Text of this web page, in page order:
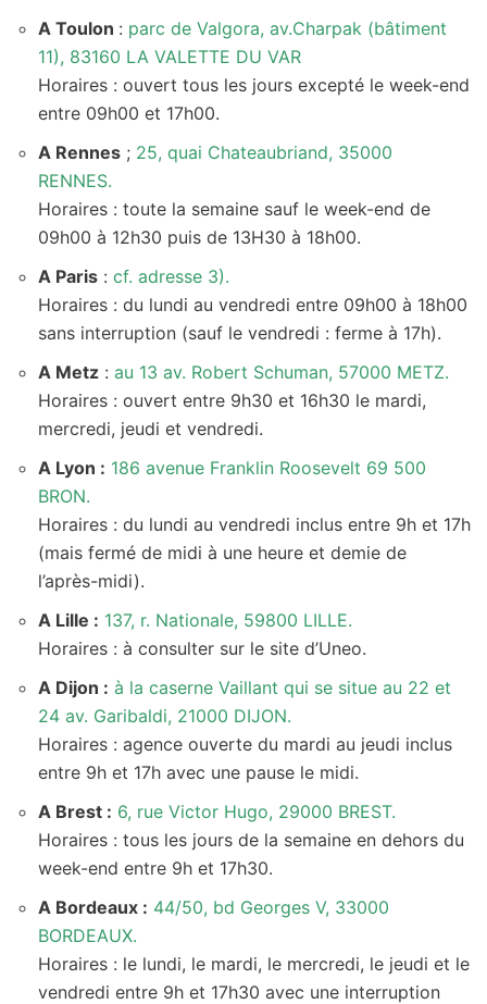
A Toulon : parc de Valgora, av.Charpak (bâtiment
11), 83160 LA VALETTE DU VAR
Horaires : ouvert tous les jours excepté le week-end
entre 09h00 et 17h00.
A Rennes ; 25, quai Chateaubriand, 35000
RENNES.
Horaires : toute la semaine sauf le week-end de
09h00 à 12h30 puis de 13H30 à 18h00.
A Paris : cf. adresse 3).
Horaires : du lundi au vendredi entre 09h00 à 18h00
sans interruption (sauf le vendredi : ferme à 17h).
A Metz : au 13 av. Robert Schuman, 57000 METZ.
Horaires : ouvert entre 9h30 et 16h30 le mardi,
mercredi, jeudi et vendredi.
A Lyon : 186 avenue Franklin Roosevelt 69 500
BRON.
Horaires : du lundi au vendredi inclus entre 9h et 17h
(mais fermé de midi à une heure et demie de
l’après-midi).
A Lille : 137, r. Nationale, 59800 LILLE.
Horaires : à consulter sur le site d’Uneo.
A Dijon : à la caserne Vaillant qui se situe au 22 et
24 av. Garibaldi, 21000 DIJON.
Horaires : agence ouverte du mardi au jeudi inclus
entre 9h et 17h avec une pause le midi.
A Brest : 6, rue Victor Hugo, 29000 BREST.
Horaires : tous les jours de la semaine en dehors du
week-end entre 9h et 17h30.
A Bordeaux : 44/50, bd Georges V, 33000
BORDEAUX.
Horaires : le lundi, le mardi, le mercredi, le jeudi et le
vendredi entre 9h et 17h30 avec une interruption